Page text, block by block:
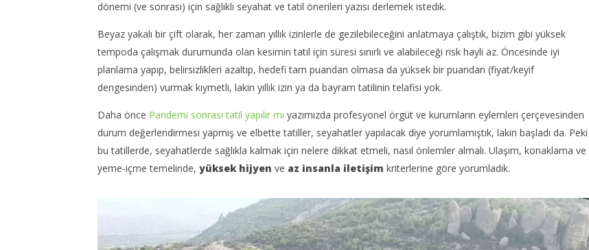
NOW VIEWING
Pandemi Dönemi Sağlıklı
05
Ağustos
2020
TheGutan
Interline seyahat nedir? |
05
Ağustos
2020
TheGutan
Kolayca Vize Almak İçin
05
Ağustos
2020
TheGutan
dönemi (ve sonrası) için sağlıklı seyahat ve tatil önerileri yazısı derlemek istedik.
Beyaz yakalı bir çift olarak, her zaman yıllık izinlerle de gezilebileceğini anlatmaya çalıştık, bizim gibi yüksek
tempoda çalışmak durumunda olan kesimin tatil için süresi sınırlı ve alabileceği risk hayli az. Öncesinde iyi
planlama yapıp, belirsizlikleri azaltıp, hedefi tam puandan olmasa da yüksek bir puandan (fiyat/keyif
dengesinden) vurmak kıymetli, lakin yıllık izin ya da bayram tatilinin telafisi yok.
Daha önce Pandemi sonrası tatil yapılır mı yazımızda profesyonel örgüt ve kurumların eylemleri çerçevesinden
durum değerlendirmesi yapmış ve elbette tatiller, seyahatler yapılacak diye yorumlamıştık, lakin başladı da. Peki
bu tatillerde, seyahatlerde sağlıkla kalmak için nelere dikkat etmeli, nasıl önlemler almalı. Ulaşım, konaklama ve
yeme-içme temelinde, yüksek hijyen ve az insanla iletişim kriterlerine göre yorumladık.